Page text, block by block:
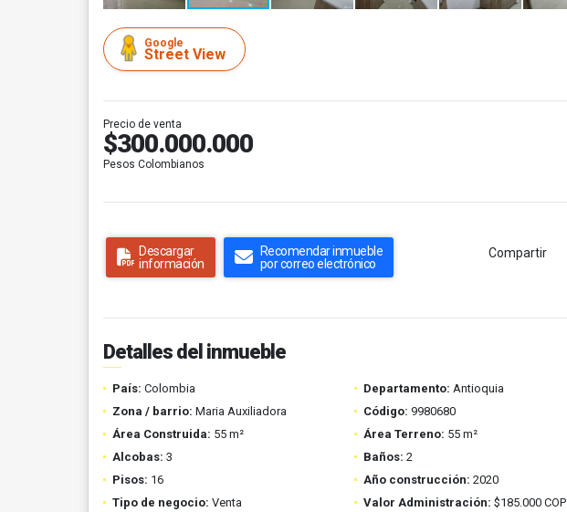
Google
Street View
Precio de venta
$300.000.000
Pesos Colombianos
Descargar
información
Recomendar inmueble
por correo electrónico
Compartir
Detalles del inmueble
País: Colombia Departamento: Antioquia
Zona / barrio: Maria Auxiliadora Código: 9980680
Área Construida: 55 m² Área Terreno: 55 m²
Alcobas: 3 Baños: 2
Pisos: 16 Año construcción: 2020
Tipo de negocio: Venta Valor Administración: $185.000 COP